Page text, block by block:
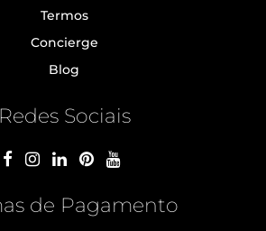
Termos
Concierge
Blog
Redes Sociais
de Pagamento